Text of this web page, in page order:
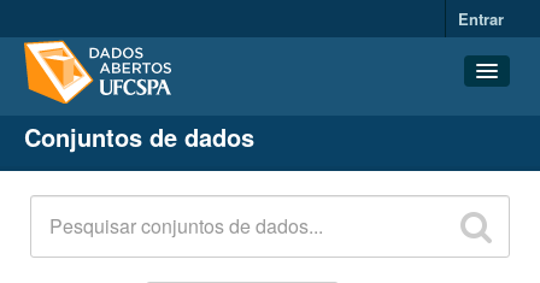
Entrar
Conjuntos de dados
Organizações
Grupos
Sobre
Conjuntos de dados